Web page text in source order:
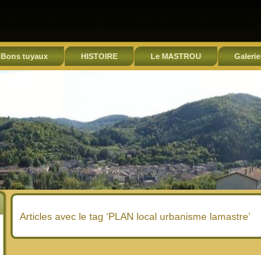
Bons tuyaux HISTOIRE Le MASTROU Galerie
Articles avec le tag ‘PLAN local urbanisme lamastre’